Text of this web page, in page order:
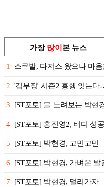
가장 많이 본 뉴스
1 스쿠발, 다저스 왔으나 마
2 '김부장' 시즌2 흥행 잇는
3 [ST포토] 볼 노려보는 박현
4 [ST포토] 홍진영2, 버디 성공
5 [ST포토] 박현경, 고민고민
6 [ST포토] 박현경, 가벼운 발
7 [ST포토] 박현경, 멀리가자